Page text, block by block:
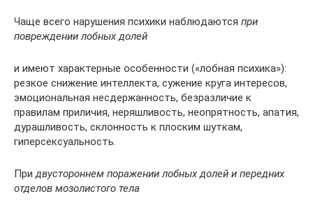
Чаще всего нарушения психики наблюдаются при
повреждении лобных долей
и имеют характерные особенности («лобная психика»):
резкое снижение интеллекта, сужение круга интересов,
эмоциональная несдержанность, безразличие к
правилам приличия, неряшливость, неопрятность, апатия,
дурашливость, склонность к плоским шуткам,
гиперсексуальность.
Придвустороннем поражении лобных долей и передних
отделов мозолистого тела